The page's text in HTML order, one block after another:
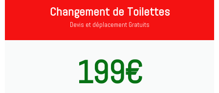
Changement de Toilettes
Devis et déplacement Gratuits
199€